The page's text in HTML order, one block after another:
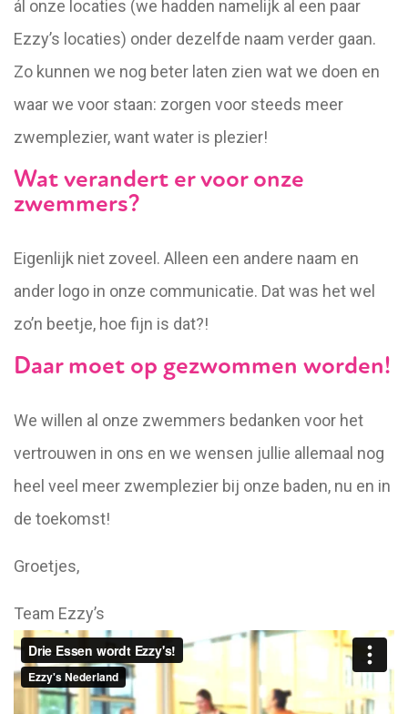
ál onze locaties (we hadden namelijk al een paar
Ezzy’s locaties) onder dezelfde naam verder gaan.
Zo kunnen we nog beter laten zien wat we doen en
waar we voor staan: zorgen voor steeds meer
zwemplezier, want water is plezier!
Wat verandert er voor onze
zwemmers?
Eigenlijk niet zoveel. Alleen een andere naam en
ander logo in onze communicatie. Dat was het wel
zo’n beetje, hoe fijn is dat?!
Daar moet op gezwommen worden!
We willen al onze zwemmers bedanken voor het
vertrouwen in ons en we wensen jullie allemaal nog
heel veel meer zwemplezier bij onze baden, nu en in
de toekomst!
Groetjes,
Team Ezzy’s